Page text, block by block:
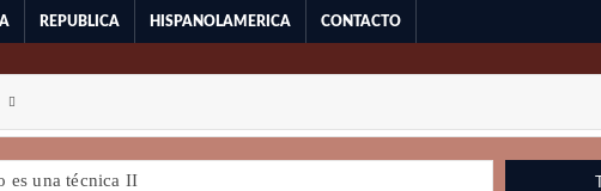
REPUBLICA HISPANOLAMERICA CONTACTO
es una técnica II